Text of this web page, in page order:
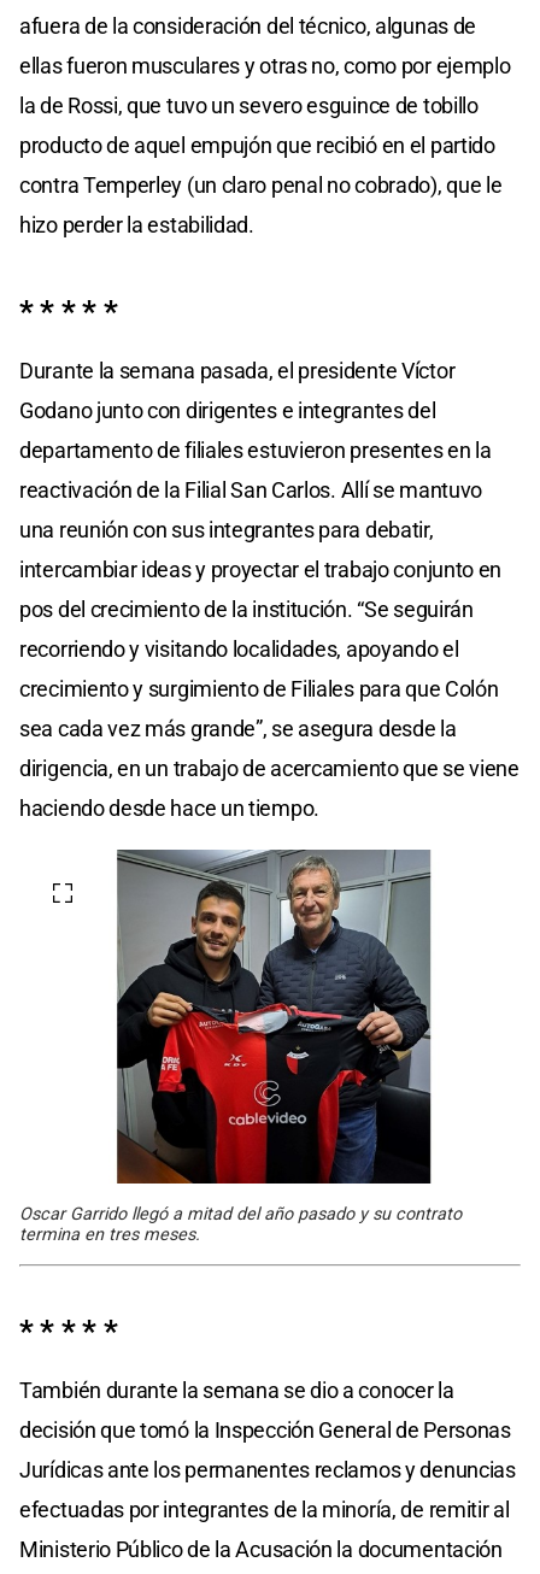
afuera de la consideración del técnico, algunas de
ellas fueron musculares y otras no, como por ejemplo
la de Rossi, que tuvo un severo esguince de tobillo
producto de aquel empujón que recibió en el partido
contra Temperley (un claro penal no cobrado), que le
hizo perder la estabilidad.
* * * * *
Durante la semana pasada, el presidente Víctor
Godano junto con dirigentes e integrantes del
departamento de filiales estuvieron presentes en la
reactivación de la Filial San Carlos. Allí se mantuvo
una reunión con sus integrantes para debatir,
intercambiar ideas y proyectar el trabajo conjunto en
pos del crecimiento de la institución. “Se seguirán
recorriendo y visitando localidades, apoyando el
crecimiento y surgimiento de Filiales para que Colón
sea cada vez más grande”, se asegura desde la
dirigencia, en un trabajo de acercamiento que se viene
haciendo desde hace un tiempo.
Oscar Garrido llegó a mitad del año pasado y su contrato
termina en tres meses.
* * * * *
También durante la semana se dio a conocer la
decisión que tomó la Inspección General de Personas
Jurídicas ante los permanentes reclamos y denuncias
efectuadas por integrantes de la minoría, de remitir al
Ministerio Público de la Acusación la documentación